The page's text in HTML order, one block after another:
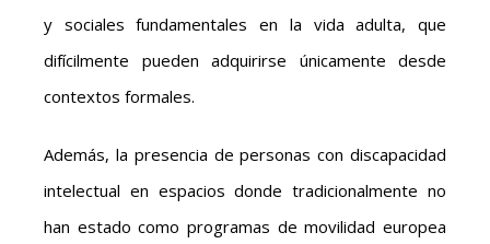
y sociales fundamentales en la vida adulta, que
difícilmente pueden adquirirse únicamente desde
contextos formales.
Además, la presencia de personas con discapacidad
intelectual en espacios donde tradicionalmente no
han estado como programas de movilidad europea